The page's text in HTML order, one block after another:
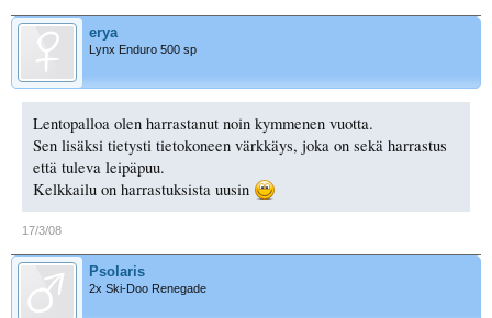
erya
Lynx Enduro 500 sp
Lentopalloa olen harrastanut noin kymmenen vuotta.
Sen lisäksi tietysti tietokoneen värkkäys, joka on sekä harrastus
että tuleva leipäpuu.
Kelkkailu on harrastuksista uusin
17/3/08
Psolaris
2x Ski-Doo Renegade